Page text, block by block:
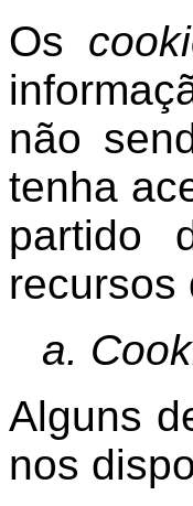
Os
não
tenha
partido
recursos
a.
Alguns
nos